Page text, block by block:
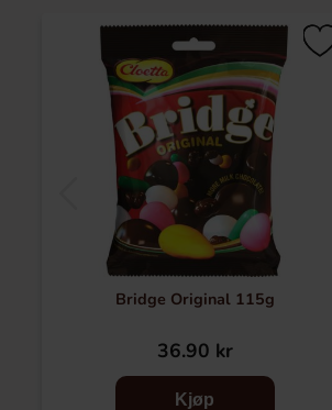
Bridge Original 115g
36.90 kr
Kjøp